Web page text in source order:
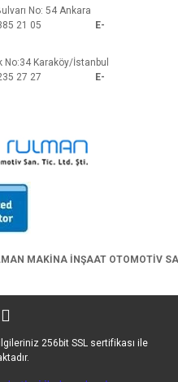
Yıl Bulvarı No: 54 Ankara
385 21 05
E-
No:34 Karaköy/İstanbul
235 27 27
E-
MAKİNA İNŞAAT OTOMOTİV
256bit SSL sertifikası ile